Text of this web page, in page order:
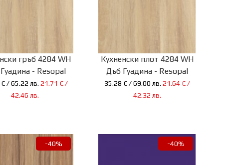
гръб 4284 WH
- Resopal
/ 65.22 лв. 21.71 € /
42.46 лв.
Кухненски плот 4284 WH
Дъб Гуадина - Resopal
35.28 € / 69.00 лв. 21.64 € /
42.32 лв.
-40% -40%